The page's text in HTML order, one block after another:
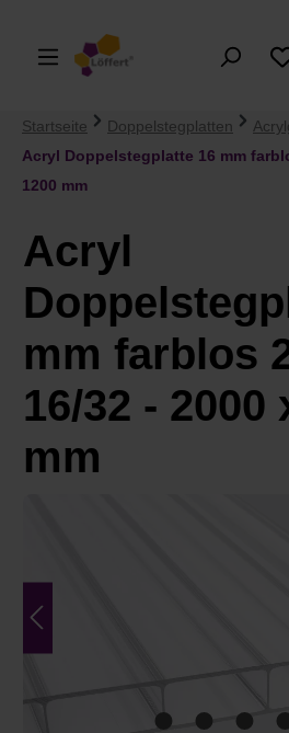
Startseite Doppelstegplatten
Acryl Doppelstegplatte 16 mm
1200 mm
Acryl
mm farblos
16/32 - 2000
mm